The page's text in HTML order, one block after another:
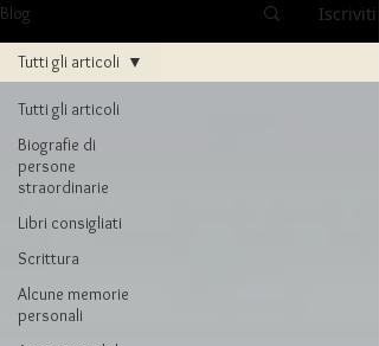
Blog Iscriviti
Tutti gli articoli
Biografie di
persone
straordinarie
Libri consigliati
Scrittura
Alcune memorie
personali
Tutti gli articoli